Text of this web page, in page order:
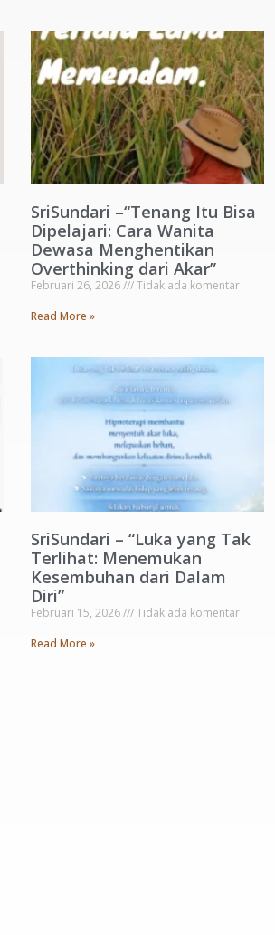
SriSundari –“Tenang Itu Bisa
Dipelajari: Cara Wanita
Dewasa Menghentikan
Overthinking dari Akar”
Februari 26, 2026
Tidak ada komentar
Read More »
SriSundari – “Luka yang Tak
Terlihat: Menemukan
Kesembuhan dari Dalam
Diri”
Februari 15, 2026
Tidak ada komentar
Read More »